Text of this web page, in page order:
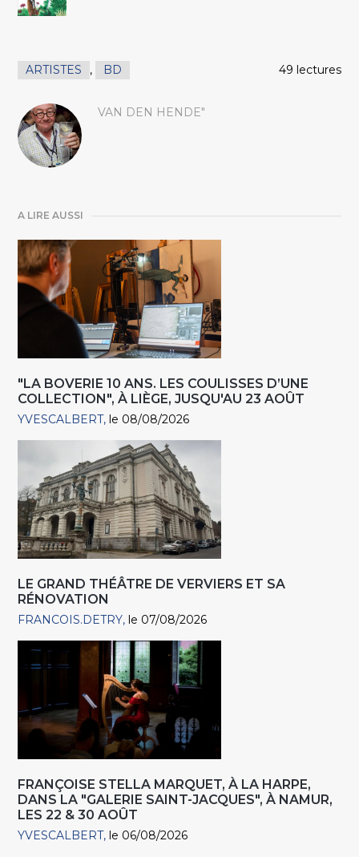
ARTISTES , BD 49 lectures
VAN DEN HENDE"
A LIRE AUSSI
"LA BOVERIE 10 ANS. LES COULISSES D’UNE
COLLECTION", À LIÈGE, JUSQU'AU 23 AOÛT
YVESCALBERT le 08/08/2026
LE GRAND THÉÂTRE DE VERVIERS ET SA
RÉNOVATION
FRANCOIS.DETRY le 07/08/2026
FRANÇOISE STELLA MARQUET, À LA HARPE,
DANS LA "GALERIE SAINT-JACQUES", À NAMUR,
LES 22 & 30 AOÛT
YVESCALBERT le 06/08/2026